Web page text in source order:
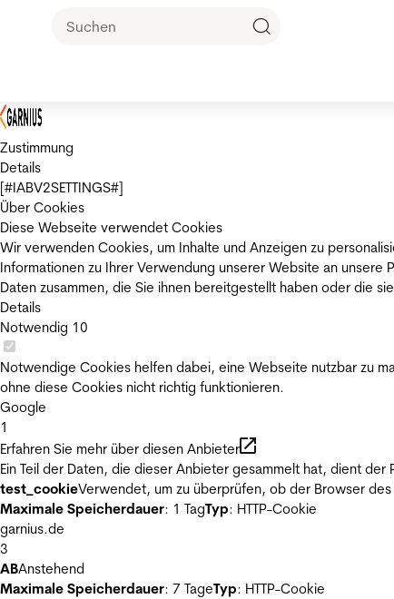
Zustimmung
Details
[#IABV2SETTINGS#]
Über Cookies
Diese Webseite verwendet Cookies
Wir verwenden Cookies, um Inhalte und Anzeigen zu
Informationen zu Ihrer Verwendung unserer Website an
Daten zusammen, die Sie ihnen bereitgestellt haben oder die
Details
Notwendig 10
Notwendige Cookies helfen dabei, eine Webseite nutzbar zu
ohne diese Cookies nicht richtig funktionieren.
Google
1
Erfahren Sie mehr über diesen Anbieter
Ein Teil der Daten, die dieser Anbieter gesammelt hat, dient
test_cookieVerwendet, um zu überprüfen, ob der Browser
Maximale Speicherdauer: 1 TagTyp: HTTP-Cookie
garnius.de
3
ABAnstehend
Maximale Speicherdauer: 7 TageTyp: HTTP-Cookie